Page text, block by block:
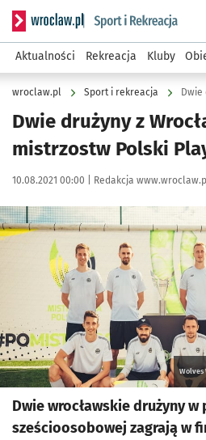
Serwis informacyjny wroclaw.pl
Aktualności Rekreacja Kluby
wroclaw.pl Sport i rekreacja
Dwie drużyny z
mistrzostw Polski
Data publikacji:
10.08.2021 00:00 | Autor:
Redakcja
Kliknij, aby powiększyć
Wolves
Dwie wrocławskie drużyny w
sześcioosobowej zagrają w